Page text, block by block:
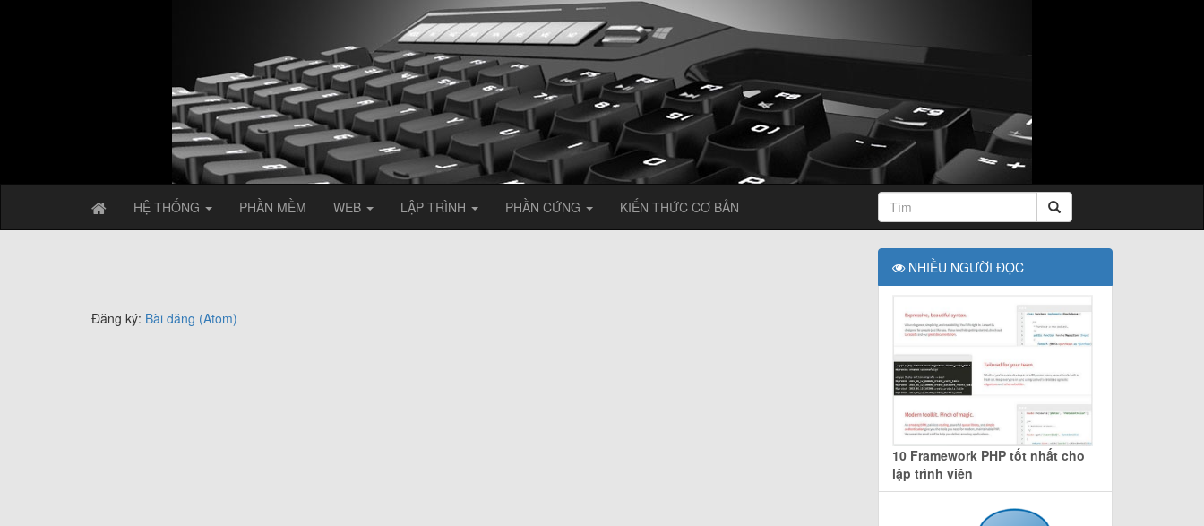
HỆ THỐNG PHẦN MỀM WEB LẬP TRÌNH PHẦN CỨNG KIẾN THỨC CƠ BẢN
Đăng ký: Bài đăng (Atom)
NHIỀU NGƯỜI ĐỌC
10 Framework PHP tốt nhất cho
lập trình viên